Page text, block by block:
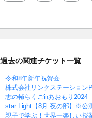
過去の関連チケット一覧
令和8年新年祝賀会
株式会社リンクステーション
志の輔らくごinあおもり2024
star Light【8月 夜の部】※公
親子で学ぶ！世界一楽しい授